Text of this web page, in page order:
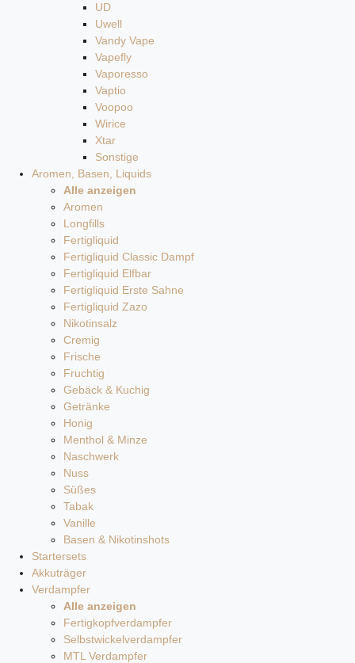
UD
Uwell
Vandy Vape
Vapefly
Vaporesso
Vaptio
Voopoo
Wirice
Xtar
Sonstige
Aromen, Basen, Liquids
Alle anzeigen
Aromen
Longfills
Fertigliquid
Fertigliquid Classic Dampf
Fertigliquid Elfbar
Fertigliquid Erste Sahne
Fertigliquid Zazo
Nikotinsalz
Cremig
Frische
Fruchtig
Gebäck & Kuchig
Getränke
Honig
Menthol & Minze
Naschwerk
Nuss
Süßes
Tabak
Vanille
Basen & Nikotinshots
Startersets
Akkuträger
Verdampfer
Alle anzeigen
Fertigkopfverdampfer
Selbstwickelverdampfer
MTL Verdampfer